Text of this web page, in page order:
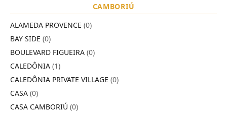
CAMBORIÚ
ALAMEDA PROVENCE (0)
BAY SIDE (0)
BOULEVARD FIGUEIRA (0)
CALEDÔNIA (1)
CALEDÔNIA PRIVATE VILLAGE (0)
CASA (0)
CASA CAMBORIÚ (0)